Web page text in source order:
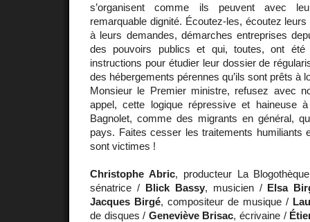
s’organisent comme ils peuvent avec
remarquable dignité. Écoutez-les, écoutez
à leurs demandes, démarches entreprises
des pouvoirs publics et qui, toutes, ont été
instructions pour étudier leur dossier de
des hébergements pérennes qu’ils sont prêts à
Monsieur le Premier ministre, refusez avec
appel, cette logique répressive et haineuse
Bagnolet, comme des migrants en général,
pays. Faites cesser les traitements humiliants
sont victimes !
Christophe Abric, producteur La
sénatrice / Blick Bassy, musicien / Elsa
Jacques Birgé, compositeur de musique /
de disques / Geneviève Brisac, écrivaine /